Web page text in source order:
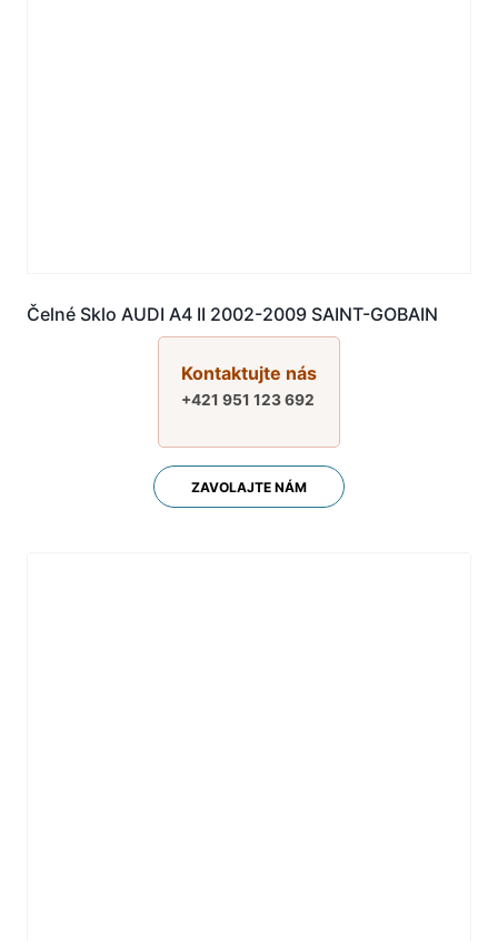
Čelné Sklo AUDI A4 II 2002-2009 SAINT-GOBAIN
Kontaktujte nás
+421 951 123 692
ZAVOLAJTE NÁM